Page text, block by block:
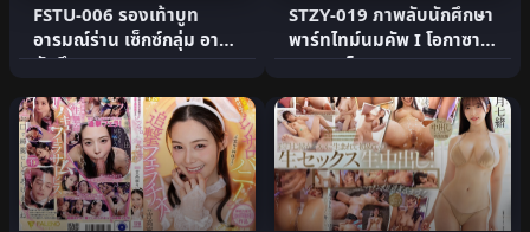
FSTU-006 รองเท้าบูท
อารมณ์ร่าน เซ็กซ์กลุ่ม อายุมิ
นัตสึกาวะ
STZY-019 ภาพลับนักศึกษา
พาร์ทไทม์นมคัพ I โอกาซา
วาระ นาโน